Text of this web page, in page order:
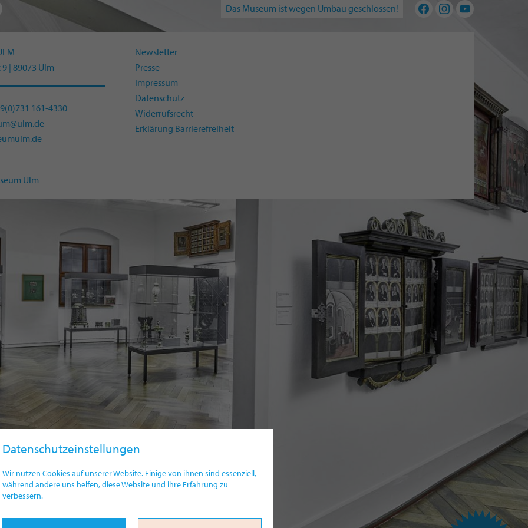
Datenschutzeinstellungen
Wir nutzen Cookies auf unserer Website. Einige von ihnen sind essenziell,
während andere uns helfen, diese Website und ihre Erfahrung zu
verbessern.
Das Museum ist wegen Umbau geschlossen!
| 89073 Ulm
161-4330
Newsletter
Presse
Impressum
Datenschutz
Widerrufsrecht
Erklärung Barrierefreiheit
Ulm